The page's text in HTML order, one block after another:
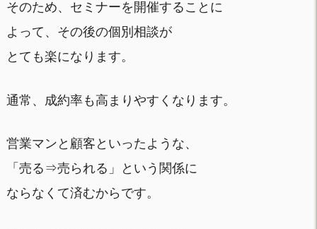
そのため、セミナーを開催することに
よって、その後の個別相談が
とても楽になります。
通常、成約率も高まりやすくなります。
営業マンと顧客といったような、
「売る⇒売られる」という関係に
ならなくて済むからです。